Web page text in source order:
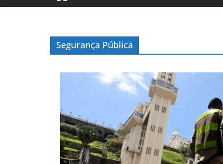
Segurança Pública